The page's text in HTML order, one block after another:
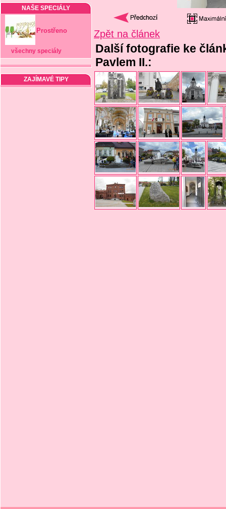
NAŠE SPECIÁLY
Prostřeno
všechny speciály
ZAJÍMAVÉ TIPY
Zpět na článek
Další fotografie ke
Pavlem II.: